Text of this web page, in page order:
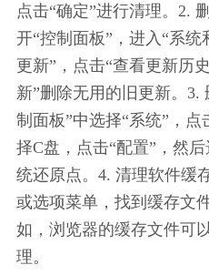
点击“确定”进行清理。2.
开“控制面板”，进入“系统
更新”，点击“查看更新历
新”删除无用的旧更新。3.
制面板”中选择“系统”，
择C盘，点击“配置”，然
统还原点。4. 清理软件缓
或选项菜单，找到缓存文
如，浏览器的缓存文件可
理。